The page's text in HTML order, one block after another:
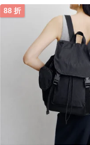
88 折